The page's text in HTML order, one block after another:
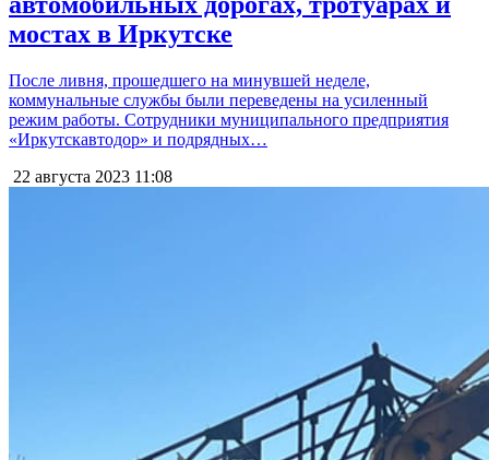
мостах в Иркутске
После ливня, прошедшего на минувшей неделе,
коммунальные службы были переведены на усиленный
режим работы. Сотрудники муниципального предприятия
«Иркутскавтодор» и подрядных…
22 августа 2023 11:08